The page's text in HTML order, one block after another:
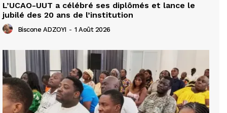
L’UCAO-UUT a célébré ses diplômés et lance le
jubilé des 20 ans de l’institution
Biscone ADZOYI - 1 Août 2026